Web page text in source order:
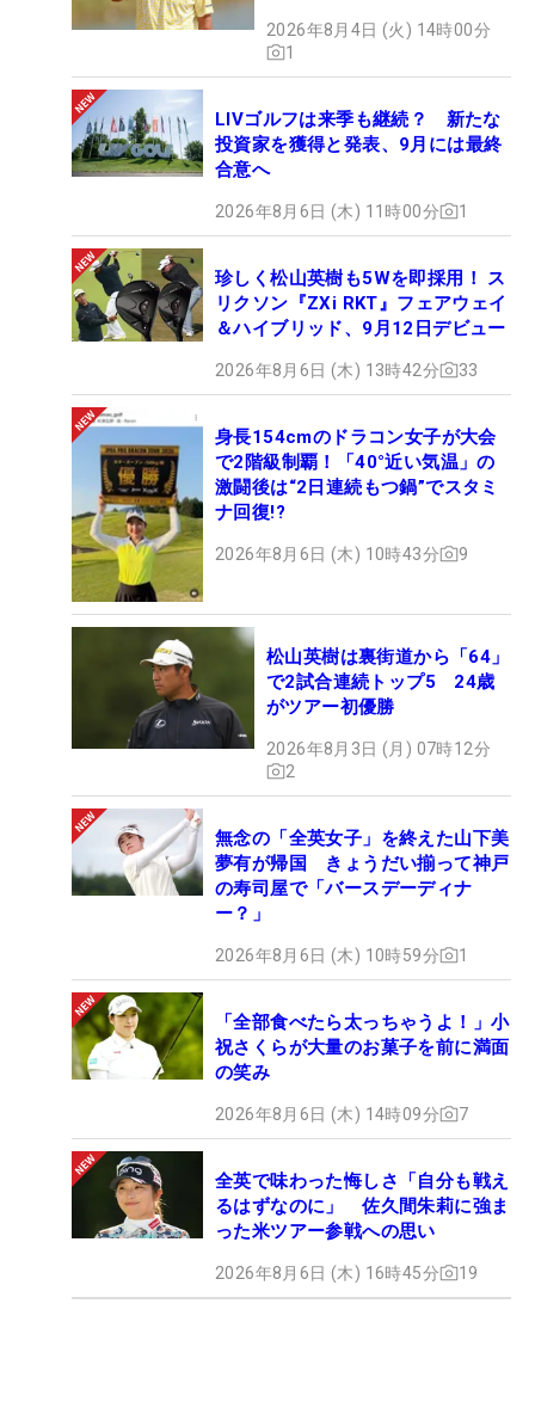
2026年8月4日 (火) 14時00分
1
LIVゴルフは来季も継続？ 新たな
投資家を獲得と発表、9月には最終
合意へ
2026年8月6日 (木) 11時00分 1
珍しく松山英樹も5Wを即採用！ ス
リクソン『ZXi RKT』フェアウェイ
＆ハイブリッド、9月12日デビュー
2026年8月6日 (木) 13時42分 33
身長154cmのドラコン女子が大会
で2階級制覇！「40°近い気温」の
激闘後は“2日連続もつ鍋”でスタミ
ナ回復!?
2026年8月6日 (木) 10時43分 9
松山英樹は裏街道から「64」
で2試合連続トップ5 24歳
がツアー初優勝
2026年8月3日 (月) 07時12分
2
無念の「全英女子」を終えた山下美
夢有が帰国 きょうだい揃って神戸
の寿司屋で「バースデーディナ
ー？」
2026年8月6日 (木) 10時59分 1
「全部食べたら太っちゃうよ！」小
祝さくらが大量のお菓子を前に満面
の笑み
2026年8月6日 (木) 14時09分 7
全英で味わった悔しさ「自分も戦え
るはずなのに」 佐久間朱莉に強ま
った米ツアー参戦への思い
2026年8月6日 (木) 16時45分 19